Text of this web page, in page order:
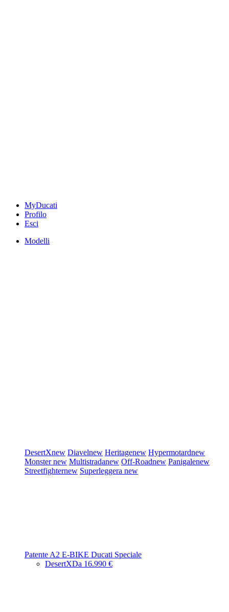
MyDucati
Profilo
Esci
Modelli
DesertXnew Diavelnew Heritagenew Hypermotardnew
Monsternew Multistradanew Off-Roadnew Panigalenew
Streetfighternew Superleggera new
Patente A2 E-BIKE Ducati Speciale
DesertXDa 16.990 €